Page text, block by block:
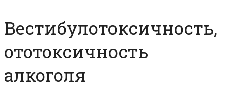
Вестибулотоксичность,
ототоксичность
алкоголя